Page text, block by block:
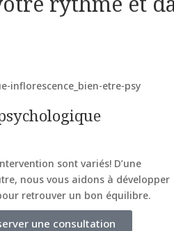
sont variés! D’une
nous vous aidons à développer
retrouver un bon équilibre.
une consultation